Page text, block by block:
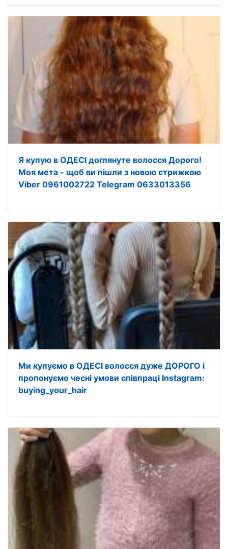
Я купую в ОДЕСІ доглянуте волосся Дорого!
Моя мета - щоб ви пішли з новою стрижкою
Viber 0961002722 Telegram 0633013356
Ми купуємо в ОДЕСІ волосся дуже ДОРОГО і
пропонуємо чесні умови співпраці Instagram:
buying_your_hair